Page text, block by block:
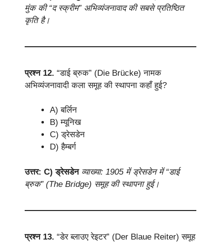
मुंक की “द स्क्रीम” अभिव्यंजनावाद की सबसे प्रतिष्ठित
कृति है।
प्रश्न 12. “डाई ब्रुक” (Die Brücke) नामक
अभिव्यंजनावादी कला समूह की स्थापना कहाँ हुई?
A) बर्लिन
B) म्यूनिख
C) ड्रेसडेन
D) हैम्बर्ग
उत्तर: C) ड्रेसडेन व्याख्या: 1905 में ड्रेसडेन में “डाई
ब्रुक” (The Bridge) समूह की स्थापना हुई।
प्रश्न 13. “डेर ब्लाउए रेइटर” (Der Blaue Reiter) समूह